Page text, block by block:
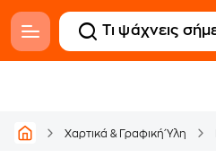
Χαρτικά & Γραφική Ύλη